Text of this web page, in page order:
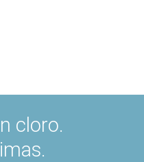
cloro.